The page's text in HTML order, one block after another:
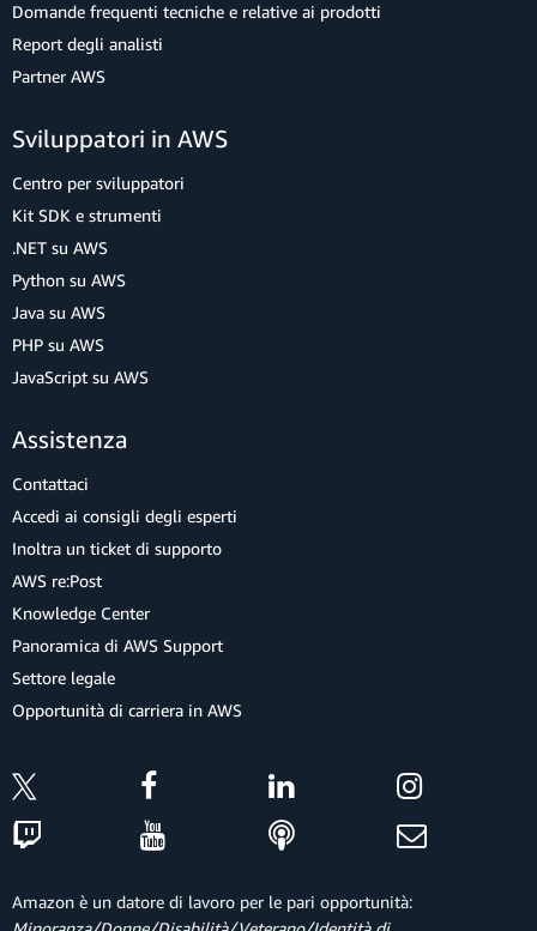
Domande frequenti tecniche e relative ai prodotti
Report degli analisti
Partner AWS
Sviluppatori in AWS
Centro per sviluppatori
Kit SDK e strumenti
.NET su AWS
Python su AWS
Java su AWS
PHP su AWS
JavaScript su AWS
Assistenza
Contattaci
Accedi ai consigli degli esperti
Inoltra un ticket di supporto
AWS re:Post
Knowledge Center
Panoramica di AWS Support
Settore legale
Opportunità di carriera in AWS
Amazon è un datore di lavoro per le pari opportunità: